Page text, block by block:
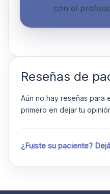
con el
Reseñas de
Aún no hay reseñas para
primero en dejar tu
¿Fuiste su paciente?